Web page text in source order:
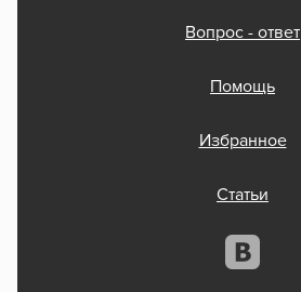
Вопрос - ответ
Помощь
Избранное
Статьи